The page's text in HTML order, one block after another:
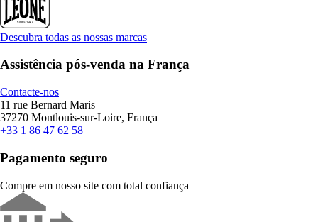
Descubra todas as nossas marcas
Assistência pós-venda na França
Contacte-nos
11 rue Bernard Maris
37270 Montlouis-sur-Loire, França
+33 1 86 47 62 58
Pagamento seguro
Compre em nosso site com total confiança